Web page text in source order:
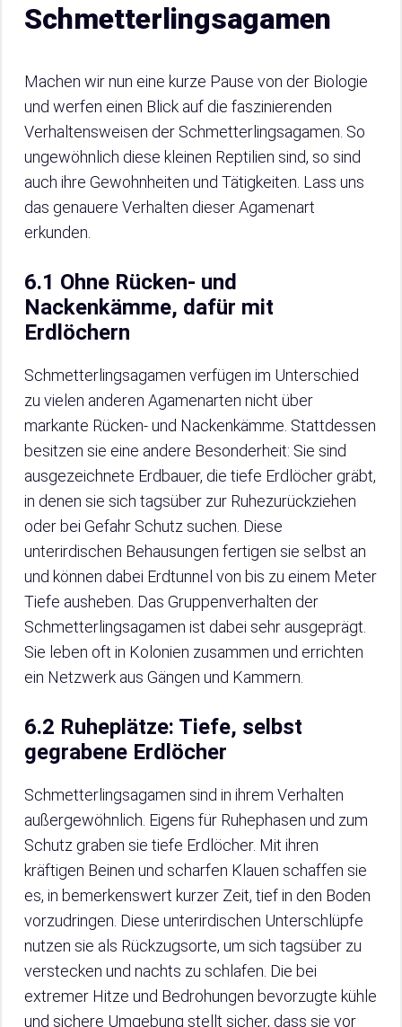
Schmetterlingsagamen
Machen wir nun eine kurze Pause von der Biologie
und werfen einen Blick auf die faszinierenden
Verhaltensweisen der Schmetterlingsagamen. So
ungewöhnlich diese kleinen Reptilien sind, so sind
auch ihre Gewohnheiten und Tätigkeiten. Lass uns
das genauere Verhalten dieser Agamenart
erkunden.
6.1 Ohne Rücken- und
Nackenkämme, dafür mit
Erdlöchern
Schmetterlingsagamen verfügen im Unterschied
zu vielen anderen Agamenarten nicht über
markante Rücken- und Nackenkämme. Stattdessen
besitzen sie eine andere Besonderheit: Sie sind
ausgezeichnete Erdbauer, die tiefe Erdlöcher gräbt,
in denen sie sich tagsüber zur Ruhezurückziehen
oder bei Gefahr Schutz suchen. Diese
unterirdischen Behausungen fertigen sie selbst an
und können dabei Erdtunnel von bis zu einem Meter
Tiefe ausheben. Das Gruppenverhalten der
Schmetterlingsagamen ist dabei sehr ausgeprägt.
Sie leben oft in Kolonien zusammen und errichten
ein Netzwerk aus Gängen und Kammern.
6.2 Ruheplätze: Tiefe, selbst
gegrabene Erdlöcher
Schmetterlingsagamen sind in ihrem Verhalten
außergewöhnlich. Eigens für Ruhephasen und zum
Schutz graben sie tiefe Erdlöcher. Mit ihren
kräftigen Beinen und scharfen Klauen schaffen sie
es, in bemerkenswert kurzer Zeit, tief in den Boden
vorzudringen. Diese unterirdischen Unterschlüpfe
nutzen sie als Rückzugsorte, um sich tagsüber zu
verstecken und nachts zu schlafen. Die bei
extremer Hitze und Bedrohungen bevorzugte kühle
und sichere Umgebung stellt sicher, dass sie vor